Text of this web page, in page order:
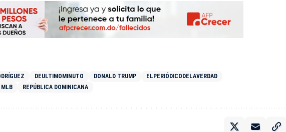
DEULTIMOMINUTO DONALD TRUMP
ELPERIÓDICODELAVERDAD
MLB REPÚBLICA DOMINICANA